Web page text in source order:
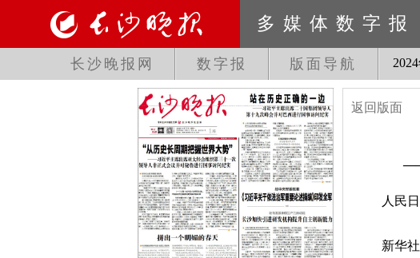
多媒体数字报
长沙晚报网 数字报 版面导航 2024
返回版面
人民日
新华社